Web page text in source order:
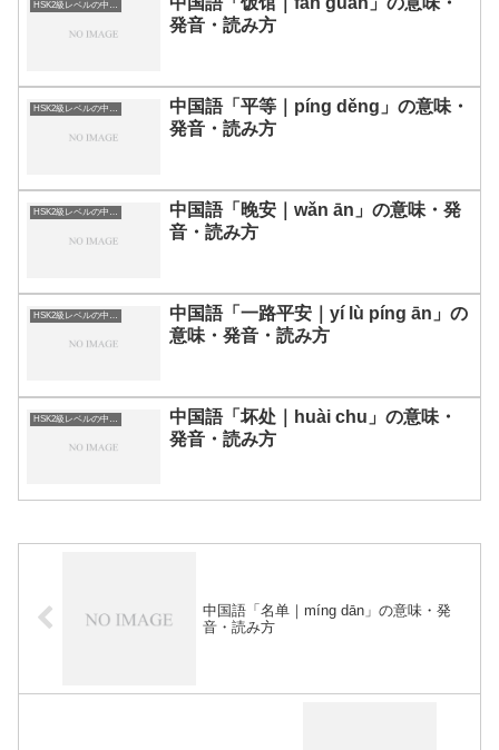
HSK2級レベルの中国語
発音・読み方
HSK2級レベルの中国語
中国語「平等｜píng děng」の意味・
発音・読み方
HSK2級レベルの中国語
中国語「晚安｜wǎn ān」の意味・発
音・読み方
中国語「一路平安｜yí lù píng ān」の
意味・発音・読み方
中国語「坏处｜huài chu」の意味・
発音・読み方
中国語「名单｜míng dān」の意味・発
音・読み方